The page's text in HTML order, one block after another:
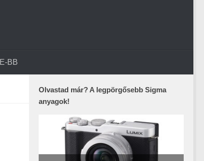
E-BB
Olvastad már? A legpörgősebb Sigma
anyagok!